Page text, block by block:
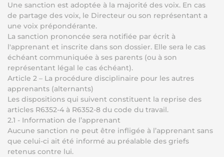
Une sanction est adoptée à la majorité des voix. En cas
de partage des voix, le Directeur ou son représentant a
une voix prépondérante.
La sanction prononcée sera notifiée par écrit à
l'apprenant et inscrite dans son dossier. Elle sera le cas
échéant communiquée à ses parents (ou à son
représentant légal le cas échéant).
Article 2 – La procédure disciplinaire pour les autres
apprenants (alternants)
Les dispositions qui suivent constituent la reprise des
articles R6352-4 à R6352-8 du code du travail.
2.1 - Information de l’apprenant
Aucune sanction ne peut être infligée à l’apprenant sans
que celui-ci ait été informé au préalable des griefs
retenus contre lui.